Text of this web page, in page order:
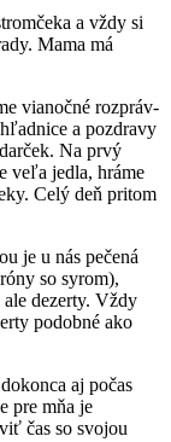
a vždy si
Mama má
vianočné rozpráv-
a pozdravy
Na prvý
veľa jedla, hráme
Celý deň pritom
je u nás pečená
so syrom),
dezerty. Vždy
podobné ako
aj počas
pre mňa je
čas so svojou